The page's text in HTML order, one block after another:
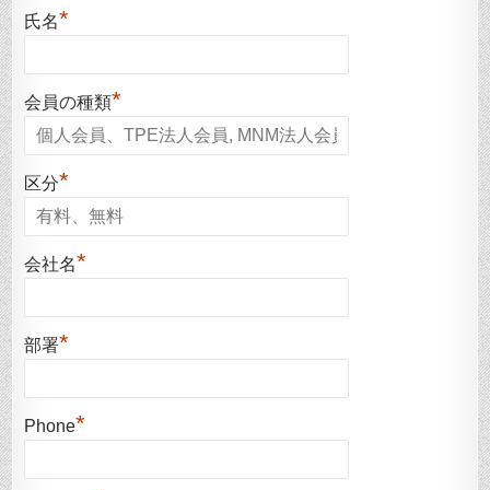
氏名*
会員の種類*
区分*
会社名*
部署*
Phone*